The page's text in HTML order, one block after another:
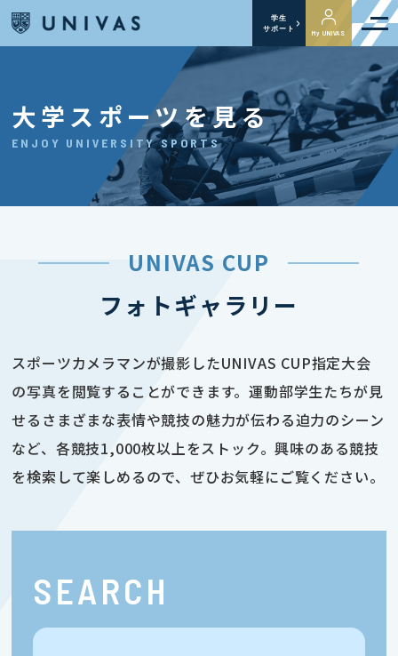
学生
サポート
My UNIVAS
大学スポーツを見る
ENJOY UNIVERSITY SPORTS
UNIVAS CUP
フォトギャラリー
スポーツカメラマンが撮影したUNIVAS CUP指定大会
の写真を閲覧することができます。運動部学生たちが見
せるさまざまな表情や競技の魅力が伝わる迫力のシーン
など、各競技1,000枚以上をストック。興味のある競技
を検索して楽しめるので、ぜひお気軽にご覧ください。
SEARCH